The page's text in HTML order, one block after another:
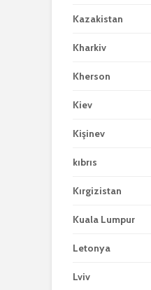
Kazakistan
Kharkiv
Kherson
Kiev
Kişinev
kıbrıs
Kırgizistan
Kuala Lumpur
Letonya
Lviv